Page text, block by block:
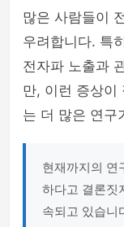
많은 사람들이
우려합니다. 특
전자파 노출과
만, 이런 증상이
는 더 많은 연구
현재까지의 연
하다고 결론짓
속되고 있습니